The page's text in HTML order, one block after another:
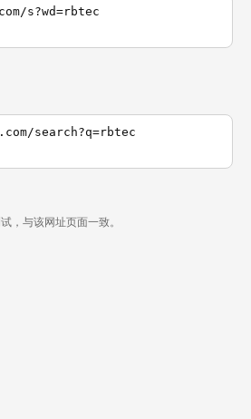
s?wd=rbtec
search?q=rbtec
，与该网址页面一致。